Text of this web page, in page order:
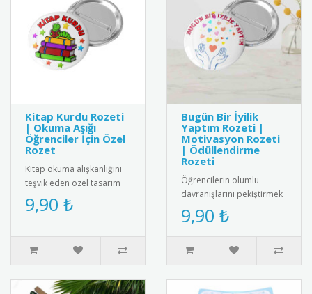
Kitap Kurdu Rozeti
| Okuma Aşığı
Öğrenciler İçin Özel
Rozet
Kitap okuma alışkanlığını
teşvik eden özel tasarım
rozet. Okuma sevgisini
yansıtan şık ve anlamlı bi..
9,90 ₺
Bugün Bir İyilik
Yaptım Rozeti |
Motivasyon Rozeti
| Ödüllendirme
Rozeti
Öğrencilerin olumlu
davranışlarını pekiştirmek
için tasarlanmış "Bugün Bir
İyilik Yaptım" yazılı öze..
9,90 ₺